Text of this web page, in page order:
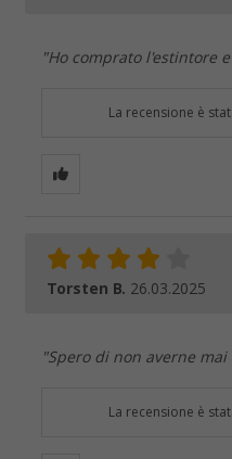
"Ho comprato l'estintore
La recensione è
Torsten B. 26.03.2025
"Spero di non averne
La recensione è